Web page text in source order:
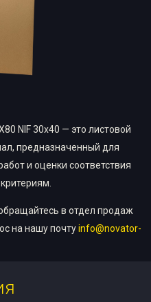
NIF 30х40 — это листовой
предназначенный для
и оценки соответствия
в отдел продаж
на нашу почтуinfo@novator-